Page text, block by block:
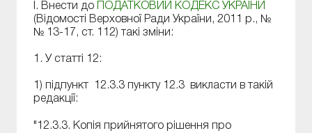
І. Внести до
ПОДАТКОВИЙ КОДЕКС УКРАЇНИ
(Відомості Верховної Ради України, 2011 р., №
№ 13-17, ст. 112) такі зміни:
1. У статті 12:
1) підпункт 12.3.3 пункту 12.3 викласти в такій
редакції:
"12.3.3. Копія прийнятого рішення про